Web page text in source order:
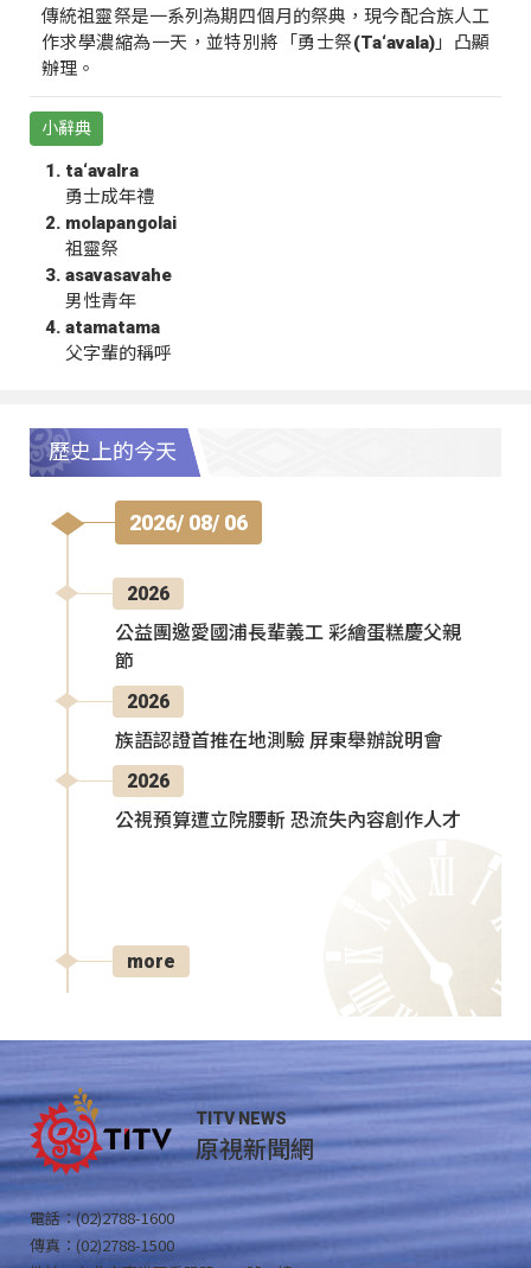
傳統祖靈祭是一系列為期四個月的祭典，現今配合族人工
作求學濃縮為一天，並特別將「勇士祭(Ta‘avala)」凸顯
辦理。
小辭典
ta‘avalra
勇士成年禮
molapangolai
祖靈祭
asavasavahe
男性青年
atamatama
父字輩的稱呼
歷史上的今天
2026/ 08/ 06
2026
公益團邀愛國浦長輩義工 彩繪蛋糕慶父親
節
2026
族語認證首推在地測驗 屏東舉辦說明會
2026
公視預算遭立院腰斬 恐流失內容創作人才
more
TITV NEWS
原視新聞網
電話：(02)2788-1600
傳真：(02)2788-1500